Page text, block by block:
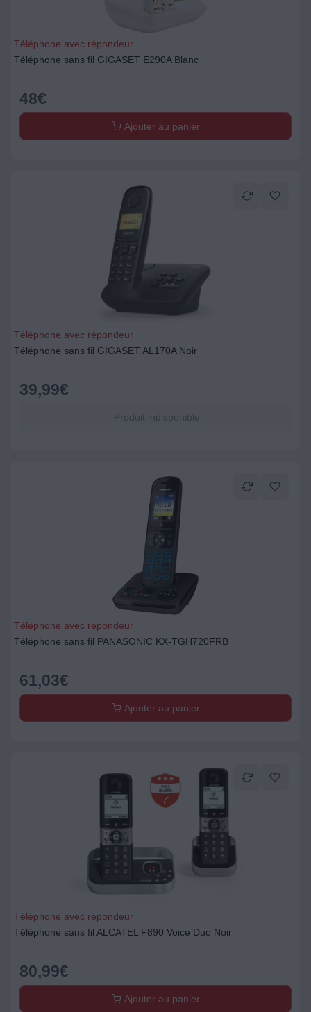
Téléphone avec répondeur
Téléphone sans fil GIGASET E290A Blanc
48€
Ajouter au panier
Téléphone avec répondeur
Téléphone sans fil GIGASET AL170A Noir
39,99€
Produit indisponible
Téléphone avec répondeur
Téléphone sans fil PANASONIC KX-TGH720FRB
61,03€
Ajouter au panier
Téléphone avec répondeur
Téléphone sans fil ALCATEL F890 Voice Duo Noir
80,99€
Ajouter au panier